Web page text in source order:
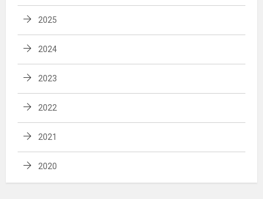
2025
2024
2023
2022
2021
2020